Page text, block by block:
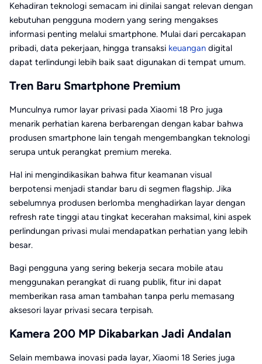
Kehadiran teknologi semacam ini dinilai sangat relevan dengan
kebutuhan pengguna modern yang sering mengakses
informasi penting melalui smartphone. Mulai dari percakapan
pribadi, data pekerjaan, hingga transaksi keuangan digital
dapat terlindungi lebih baik saat digunakan di tempat umum.
Tren Baru Smartphone Premium
Munculnya rumor layar privasi pada Xiaomi 18 Pro juga
menarik perhatian karena berbarengan dengan kabar bahwa
produsen smartphone lain tengah mengembangkan teknologi
serupa untuk perangkat premium mereka.
Hal ini mengindikasikan bahwa fitur keamanan visual
berpotensi menjadi standar baru di segmen flagship. Jika
sebelumnya produsen berlomba menghadirkan layar dengan
refresh rate tinggi atau tingkat kecerahan maksimal, kini aspek
perlindungan privasi mulai mendapatkan perhatian yang lebih
besar.
Bagi pengguna yang sering bekerja secara mobile atau
menggunakan perangkat di ruang publik, fitur ini dapat
memberikan rasa aman tambahan tanpa perlu memasang
aksesori layar privasi secara terpisah.
Kamera 200 MP Dikabarkan Jadi Andalan
Selain membawa inovasi pada layar, Xiaomi 18 Series juga